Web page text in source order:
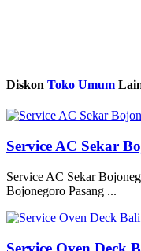
Diskon Toko Umum
Service AC Sekar
Service AC Sekar
Bojonegoro Pasang ...